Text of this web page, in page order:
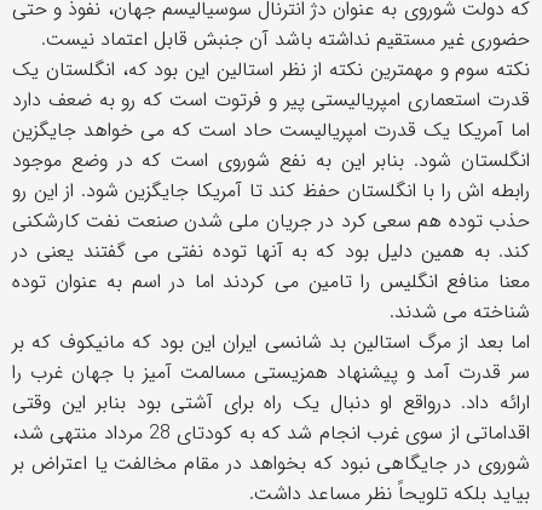
که دولت شوروی به عنوان دژ انترنال سوسیالیسم جهان، نفوذ و حتی
حضوری غیر مستقیم نداشته باشد آن جنبش قابل اعتماد نیست.
نکته سوم و مهمترین نکته از نظر استالین این بود که، انگلستان یک
قدرت استعماری امپریالیستی پیر و فرتوت است که رو به ضعف دارد
اما آمریکا یک قدرت امپریالیست حاد است که می خواهد جایگزین
انگلستان شود. بنابر این به نفع شوروی است که در وضع موجود
رابطه اش را با انگلستان حفظ کند تا آمریکا جایگزین شود. از این رو
حذب توده هم سعی کرد در جریان ملی شدن صنعت نفت کارشکنی
کند. به همین دلیل بود که به آنها توده نفتی می گفتند یعنی در
معنا منافع انگلیس را تامین می کردند اما در اسم به عنوان توده
شناخته می شدند.
اما بعد از مرگ استالین بد شانسی ایران این بود که مانیکوف که بر
سر قدرت آمد و پیشنهاد همزیستی مسالمت آمیز با جهان غرب را
ارائه داد. درواقع او دنبال یک راه برای آشتی بود بنابر این وقتی
اقداماتی از سوی غرب انجام شد که به کودتای 28 مرداد منتهی شد،
شوروی در جایگاهی نبود که بخواهد در مقام مخالفت یا اعتراض بر
بیاید بلکه تلویحاً نظر مساعد داشت.